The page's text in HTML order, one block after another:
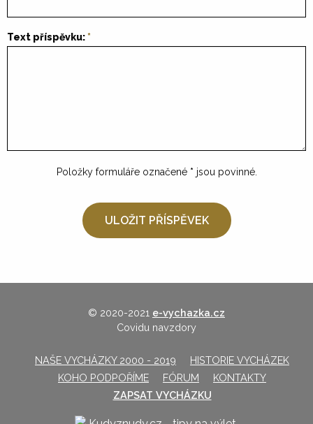
Text příspěvku:
Položky formuláře označené * jsou povinné.
© 2020-2021 e-vychazka.cz
Covidu navzdory
NAŠE VYCHÁZKY 2000 - 2019
HISTORIE VYCHÁZEK
KOHO PODPOŘÍME
FÓRUM
KONTAKTY
ZAPSAT VYCHÁZKU